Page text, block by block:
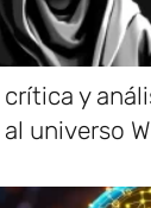
y
universo